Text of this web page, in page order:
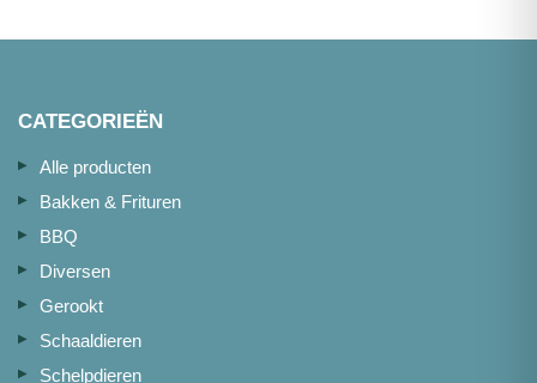
CATEGORIEËN
Alle producten
Bakken & Frituren
BBQ
Diversen
Gerookt
Schaaldieren
Schelpdieren